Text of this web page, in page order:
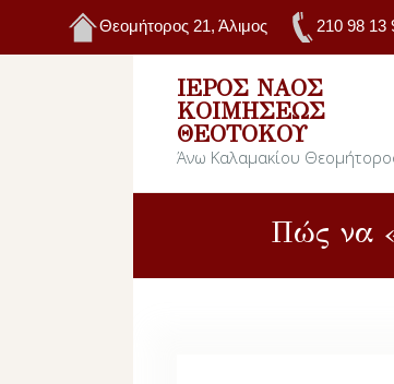
Θεομήτορος 21, Άλιμος 210 98 13
ΙΕΡΌΣ ΝΑΌΣ
ΚΟΙΜΉΣΕΩΣ
ΘΕΟΤΌΚΟΥ
Άνω Καλαμακίου
Πώς να